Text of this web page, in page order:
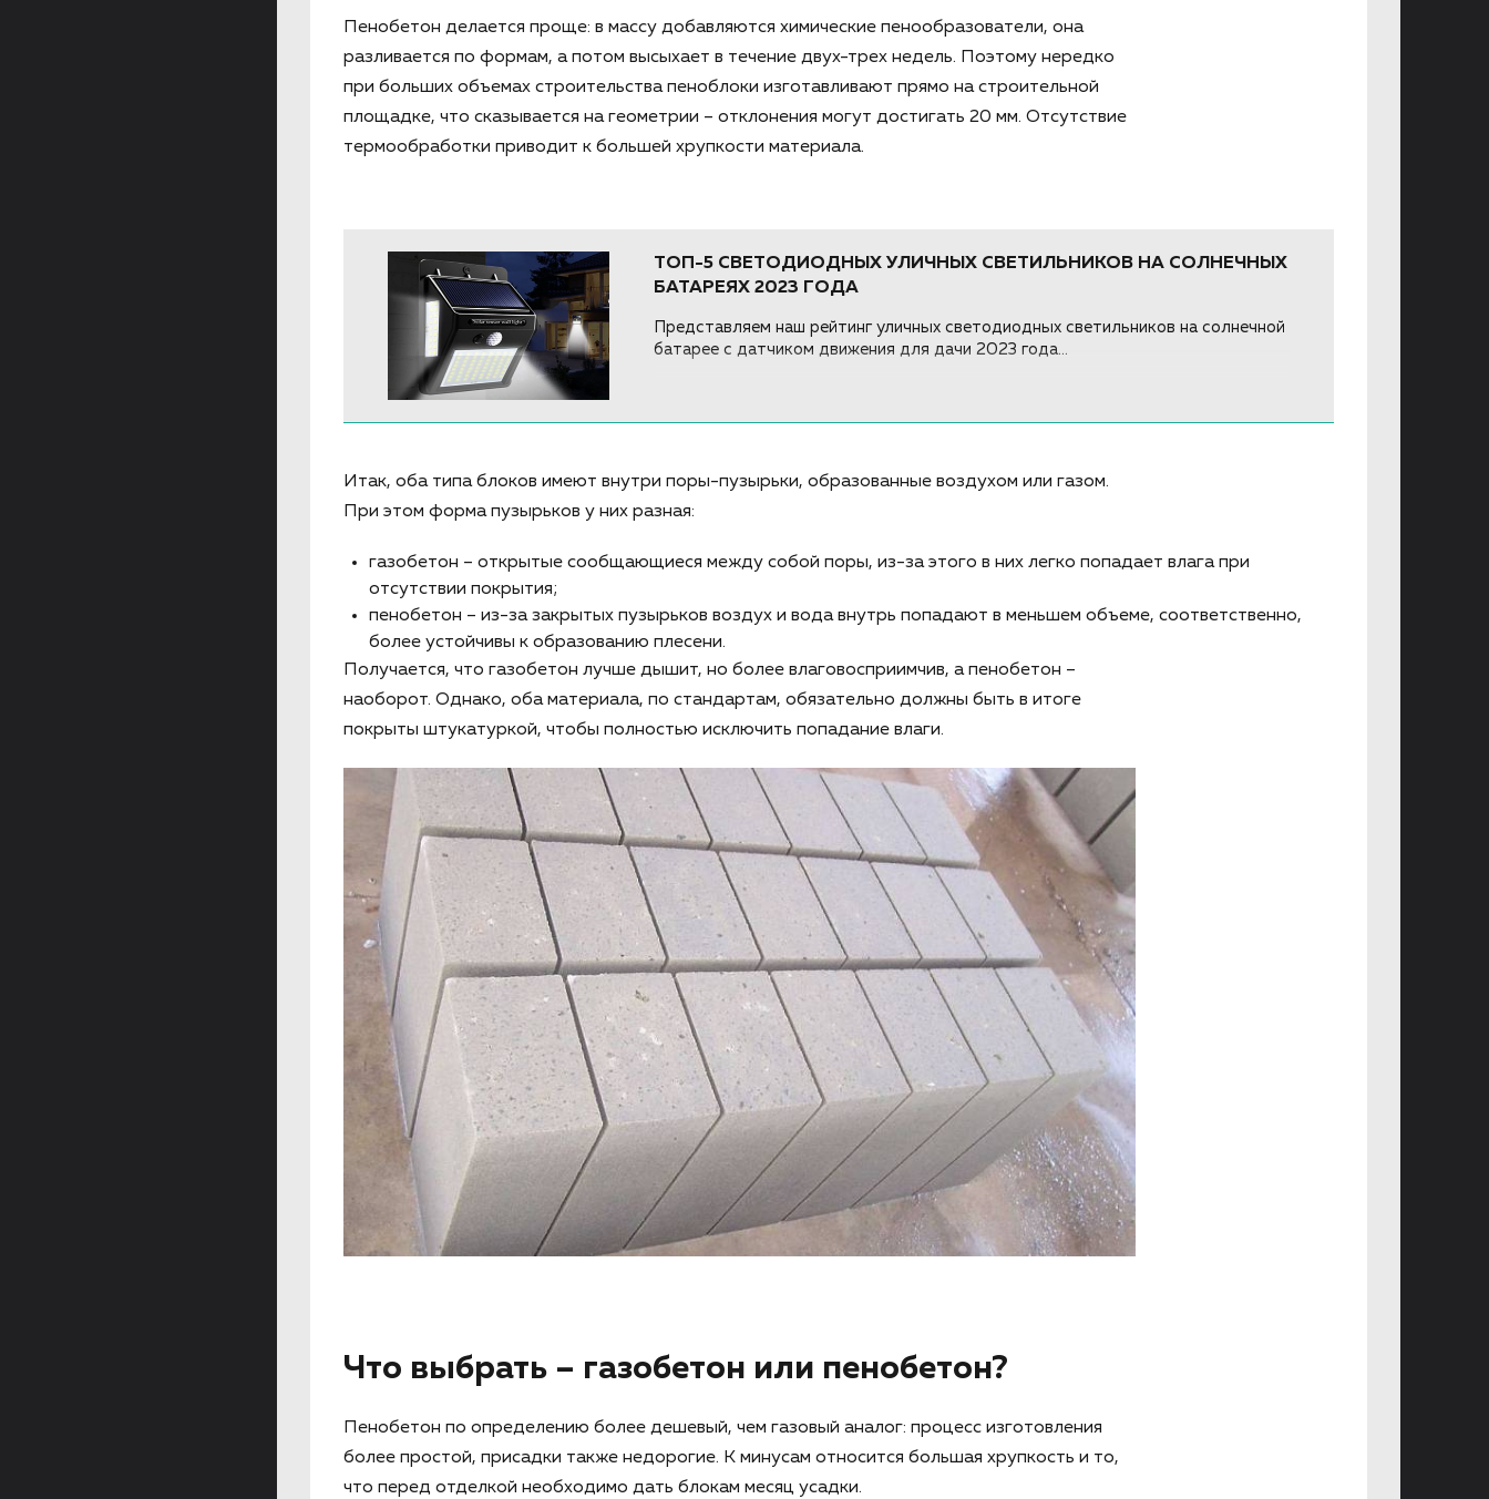
Пенобетон делается проще: в массу добавляются химические пенообразователи, она
разливается по формам, а потом высыхает в течение двух-трех недель. Поэтому нередко
при больших объемах строительства пеноблоки изготавливают прямо на строительной
площадке, что сказывается на геометрии – отклонения могут достигать 20 мм. Отсутствие
термообработки приводит к большей хрупкости материала.
ТОП-5 СВЕТОДИОДНЫХ УЛИЧНЫХ СВЕТИЛЬНИКОВ НА СОЛНЕЧНЫХ
БАТАРЕЯХ 2023 ГОДА
Представляем наш рейтинг уличных светодиодных светильников на солнечной
батарее с датчиком движения для дачи 2023 года...
Итак, оба типа блоков имеют внутри поры-пузырьки, образованные воздухом или газом.
При этом форма пузырьков у них разная:
газобетон – открытые сообщающиеся между собой поры, из-за этого в них легко попадает влага при
отсутствии покрытия;
пенобетон – из-за закрытых пузырьков воздух и вода внутрь попадают в меньшем объеме, соответственно,
более устойчивы к образованию плесени.
Получается, что газобетон лучше дышит, но более влаговосприимчив, а пенобетон –
наоборот. Однако, оба материала, по стандартам, обязательно должны быть в итоге
покрыты штукатуркой, чтобы полностью исключить попадание влаги.
Что выбрать – газобетон или пенобетон?
Пенобетон по определению более дешевый, чем газовый аналог: процесс изготовления
более простой, присадки также недорогие. К минусам относится большая хрупкость и то,
что перед отделкой необходимо дать блокам месяц усадки.